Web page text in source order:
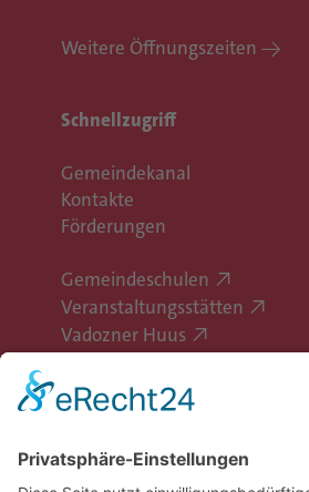
Weitere Öffnungszeiten
Schnellzugriff
Gemeindekanal
Kontakte
Förderungen
Gemeindeschulen
Veranstaltungsstätten
Vadozner Huus